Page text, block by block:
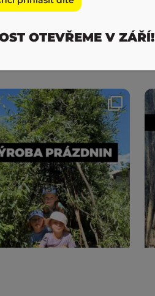
OTEVŘEME V ZÁŘÍ!